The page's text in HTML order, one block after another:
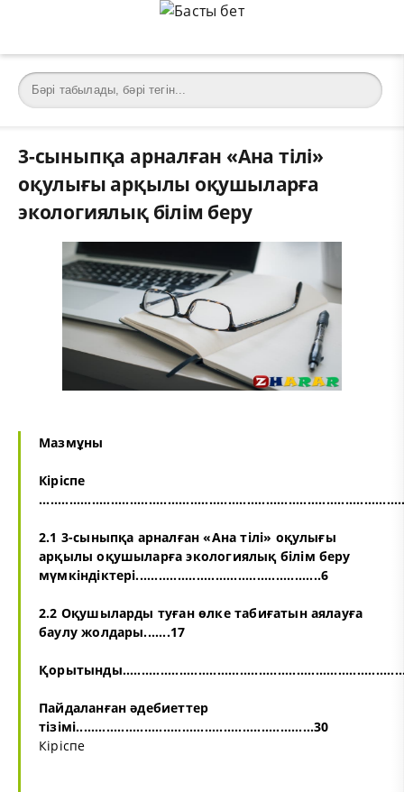
3-сыныпқа арналған «Ана тілі»
оқулығы арқылы оқушыларға
экологиялық білім беру
Мазмұны
Кіріспе
2.1 3-сыныпқа арналған «Ана тілі» оқулығы
арқылы оқушыларға экологиялық білім беру
мүмкіндіктері.................................................6
2.2 Оқушыларды туған өлке табиғатын аялауға
баулу жолдары.......17
Пайдаланған әдебиеттер
тізімі...............................................................30
Кіріспе